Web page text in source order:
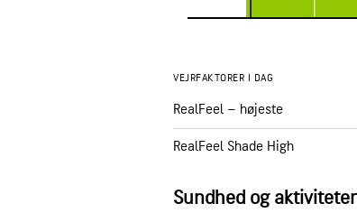
VEJRFAKTORER I DAG
RealFeel – højeste
RealFeel Shade High
Sundhed og aktiviteter